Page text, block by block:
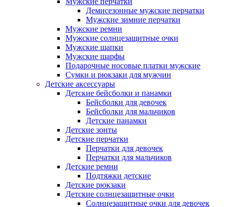
Демисезонные мужские перчатки
Мужские зимние перчатки
Мужские ремни
Мужские солнцезащитные очки
Мужские шапки
Мужские шарфы
Подарочные носовые платки мужские
Сумки и рюкзаки для мужчин
Детские аксессуары
Детские бейсболки и панамки
Бейсболки для девочек
Бейсболки для мальчиков
Детские панамки
Детские зонты
Детские перчатки
Перчатки для девочек
Перчатки для мальчиков
Детские ремни
Подтяжки детские
Детские рюкзаки
Детские солнцезащитные очки
Солнцезащитные очки для девочек